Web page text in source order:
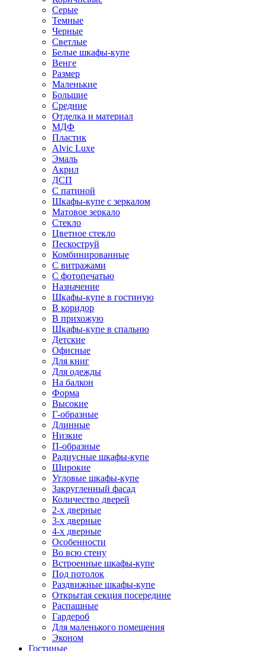
Серые
Темные
Черные
Светлые
Белые шкафы-купе
Венге
Размер
Маленькие
Большие
Средние
Отделка и материал
МДФ
Пластик
Alvic Luxe
Эмаль
Акрил
ДСП
С патиной
Шкафы-купе с зеркалом
Матовое зеркало
Стекло
Цветное стекло
Пескоструй
Комбинированные
С витражами
С фотопечатью
Назначение
Шкафы-купе в гостиную
В коридор
В прихожую
Шкафы-купе в спальню
Детские
Офисные
Для книг
Для одежды
На балкон
Форма
Высокие
Г-образные
Длинные
Низкие
П-образные
Радиусные шкафы-купе
Широкие
Угловые шкафы-купе
Закругленный фасад
Количество дверей
2-х дверные
3-х дверные
4-х дверные
Особенности
Во всю стену
Встроенные шкафы-купе
Под потолок
Раздвижные шкафы-купе
Открытая секция посередине
Распашные
Гардероб
Для маленького помещения
Эконом
Гостиные